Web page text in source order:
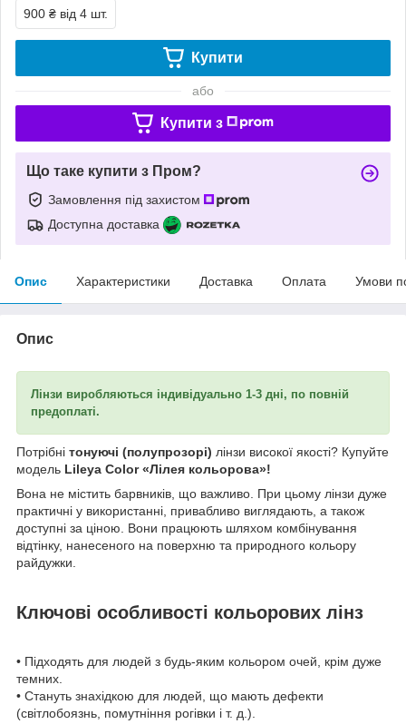
900 ₴ від 4 шт.
Купити
або
Купити з
Що таке купити з Пром?
Замовлення під захистом
Доступна доставка
Опис Характеристики Доставка Оплата Умови
Опис
Лінзи виробляються індивідуально 1-3 дні, по повній
предоплаті.
Потрібні тонуючі (полупрозорі) лінзи високої якості? Купуйте
модель Lileya Color «Лілея кольорова»!
Вона не містить барвників, що важливо. При цьому лінзи дуже
практичні у використанні, привабливо виглядають, а також
доступні за ціною. Вони працюють шляхом комбінування
відтінку, нанесеного на поверхню та природного кольору
райдужки.
Ключові особливості кольорових лінз
• Підходять для людей з будь-яким кольором очей, крім дуже
темних.
• Стануть знахідкою для людей, що мають дефекти
(світлобоязнь, помутніння рогівки і т. д.).